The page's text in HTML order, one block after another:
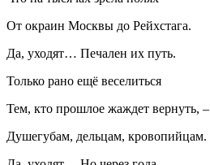
От окраин Москвы до Рейхстага.
Да, уходят… Печален их путь.
Только рано ещё веселиться
Тем, кто прошлое жаждет вернуть, –
Душегубам, дельцам, кровопийцам.